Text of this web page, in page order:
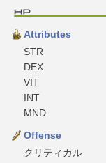
Attributes
STR
DEX
VIT
INT
MND
Offense
クリティカル